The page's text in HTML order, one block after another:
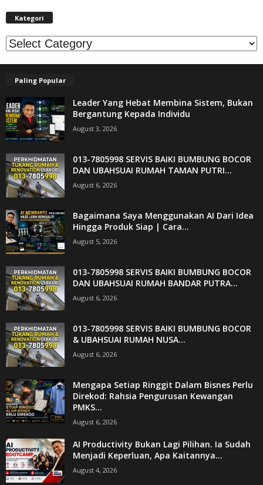
Kategori
Kategori
Paling Popular
Leader Yang Hebat Membina Sistem, Bukan
Bergantung Kepada Individu
August 3, 2026
013-7805998 SERVIS BAIKI BUMBUNG BOCOR
DAN UBAHSUAI RUMAH TAMAN PUTRI...
August 6, 2026
Bagaimana Saya Menggunakan AI Dari Idea
Hingga Produk Siap | Cara...
August 5, 2026
013-7805998 SERVIS BAIKI BUMBUNG BOCOR
DAN UBAHSUAI RUMAH BANDAR PUTRA...
August 6, 2026
013-7805998 SERVIS BAIKI BUMBUNG BOCOR
& UBAHSUAI RUMAH NUSA...
August 6, 2026
Mengapa Setiap Ringgit Dalam Bisnes Perlu
Direkod: Rahsia Pengurusan Kewangan
PMKS...
August 6, 2026
AI Productivity Bukan Lagi Pilihan. Ia Sudah
Menjadi Keperluan, Apa Kaitannya...
August 4, 2026